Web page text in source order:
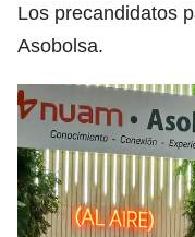
Los precandidatos
Asobolsa.